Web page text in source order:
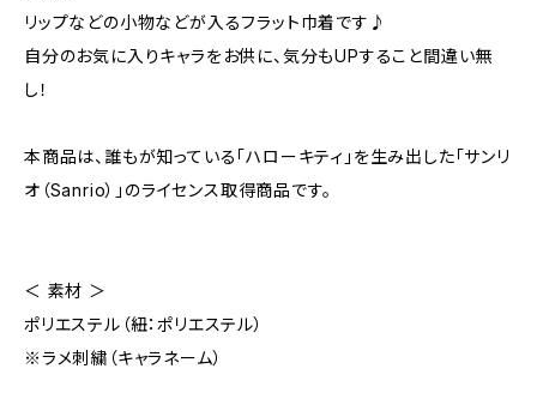
リップなどの小物などが入るフラット巾着です♪
自分のお気に入りキャラをお供に、気分もUPすること間違い無
し！
本商品は、誰もが知っている「ハローキティ」を生み出した「サンリ
オ（Sanrio）」のライセンス取得商品です。
＜ 素材 ＞
ポリエステル（紐：ポリエステル）
※ラメ刺繍（キャラネーム）